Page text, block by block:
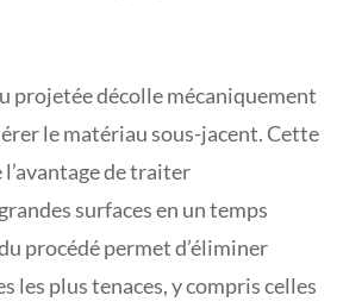
projetée décolle mécaniquement
le matériau sous-jacent. Cette
de traiter
surfaces en un temps
procédé permet d’éliminer
les plus tenaces, y compris celles